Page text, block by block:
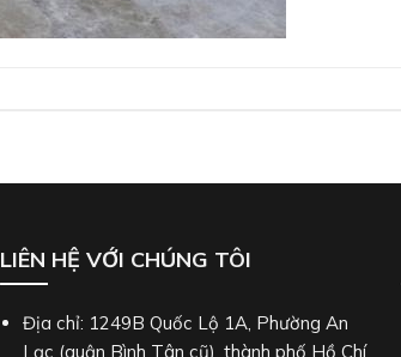
LIÊN HỆ VỚI CHÚNG TÔI
Địa chỉ: 1249B Quốc Lộ 1A, Phường An
Lạc (quận Bình Tân cũ), thành phố Hồ Chí